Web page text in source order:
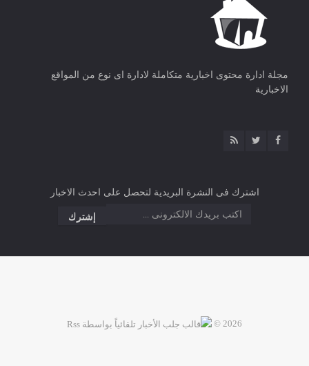
مجلة ادارة محتوى اخبارية متكاملة لادارة اى نوع من المواقع
الاخبارية
اشترك فى النشرة البريدية لتحصل على احدث الاخبار
2026 ©